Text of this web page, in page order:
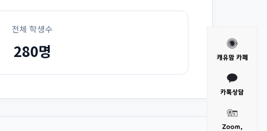
전체 학생수
280명 캐유맘 카페
카톡상담
Zoom,